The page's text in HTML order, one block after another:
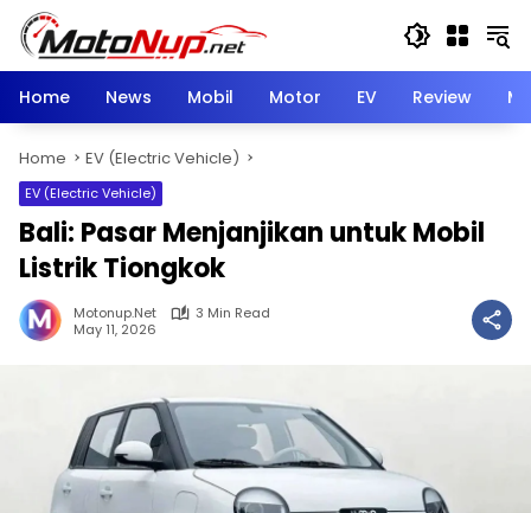
Skip
content
Home
News Mobil Motor EV Review
Home EV (Electric Vehicle)
EV (Electric Vehicle)
Bali: Pasar Menjanjikan untuk Mobil
Listrik Tiongkok
Motonup.net
3 Min Read
May 11, 2026